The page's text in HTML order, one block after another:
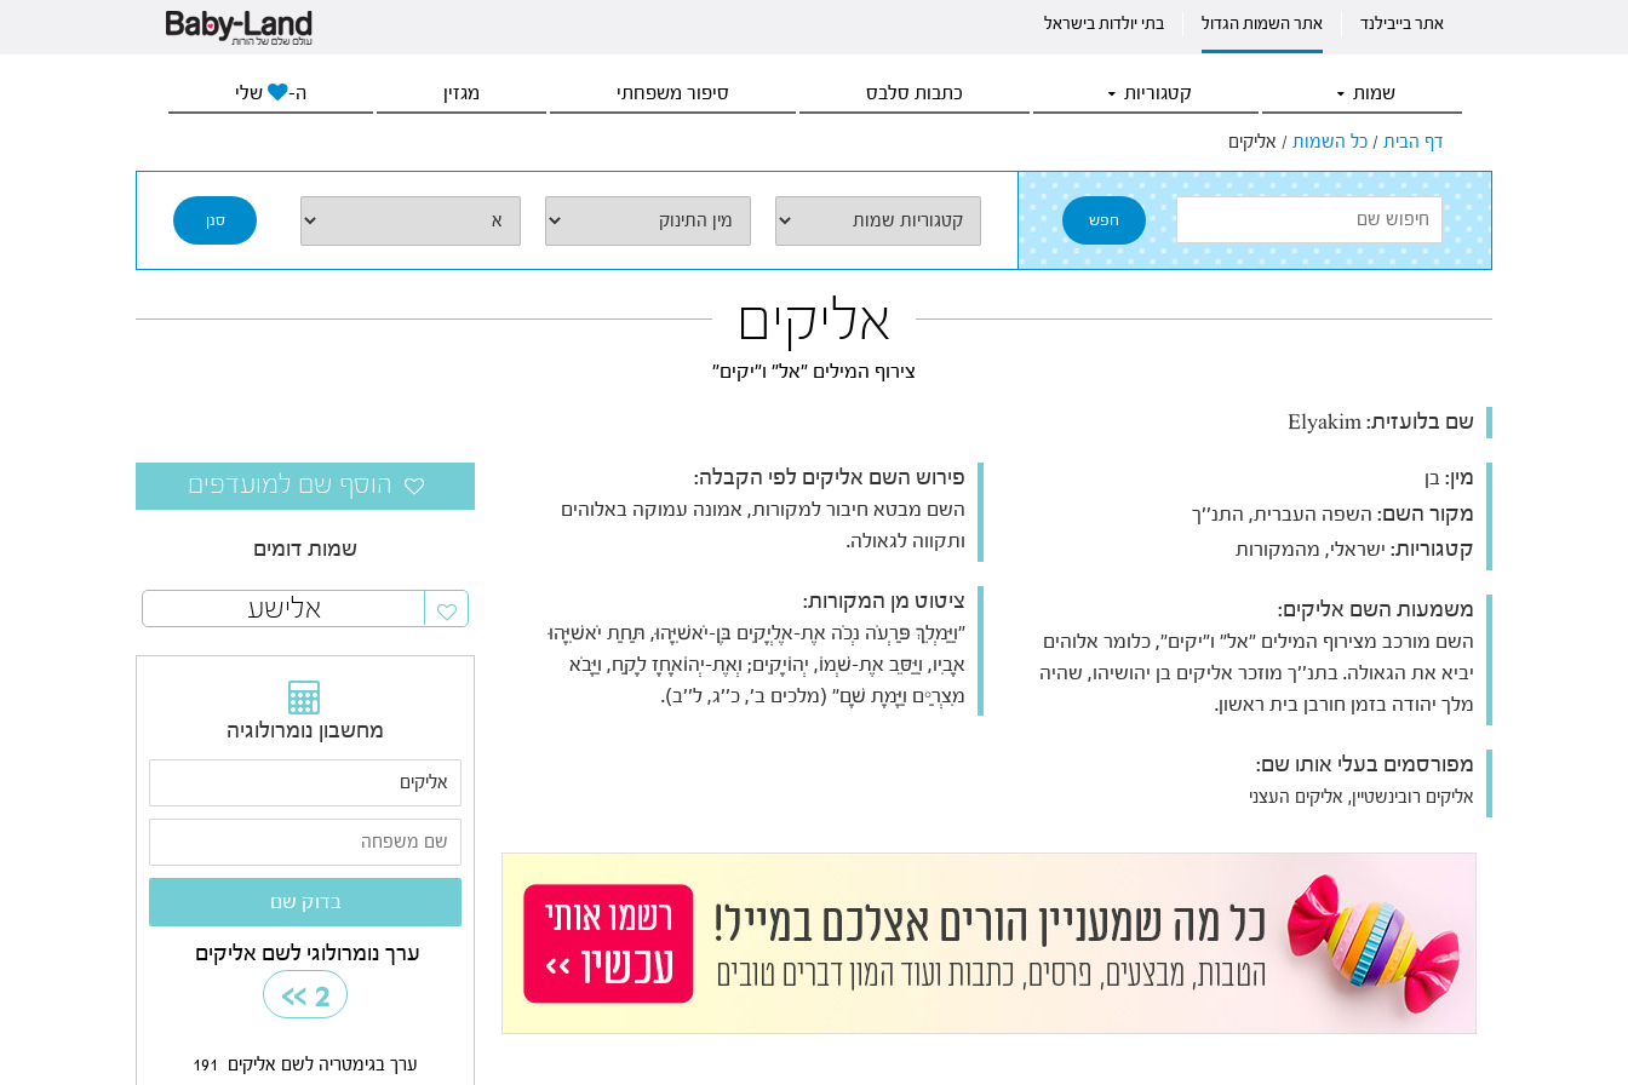
אתר בייבילנד אתר השמות הגדול בתי יולדות בישראל
שמות קטגוריות כתבות סלבס סיפור משפחתי מגזין ה- שלי
דף הבית / כל השמות / אליקים
אליקים
צירוף המילים "אל" ו"יקים"
שם בלועזית:
מין: בן
מקור השם: השפה העברית, התנ''ך
קטגוריות: ישראלי, מהמקורות
משמעות השם אליקים:
השם מורכב מצירוף המילים "אל" ו"יקים", כלומר אלוהים
יביא את הגאולה. בתנ''ך מוזכר אליקים בן יהושיהו, שהיה
מלך יהודה בזמן חורבן בית ראשון.
מפורסמים בעלי אותו שם:
אליקים רובינשטיין, אליקים העצני
פירוש השם אליקים לפי הקבלה:
השם מבטא חיבור למקורות, אמונה עמוקה באלוהים
ותקווה לגאולה.
ציטוט מן המקורות:
"וַיַּמְלֵךְ פַּרְעֹה נְכֹה אֶת-אֶלְיָקִים בֶּן-יֹאשִׁיָּהוּ, תַּחַת יֹאשִׁיָּהוּ
אָבִיו, וַיַּסֵּב אֶת-שְׁמוֹ, יְהוֹיָקִים; וְאֶת-יְהוֹאָחָז לָקַח, וַיָּבֹא
מִצְרַיִם וַיָּמָת שָׁם" (מלכים ב', כ''ג, ל''ב).
שמות דומים
אלישע
מחשבון נומרולוגיה
ערך נומרולוגי לשם אליקים
2
>>
ערך בגימטריה לשם אליקים 191